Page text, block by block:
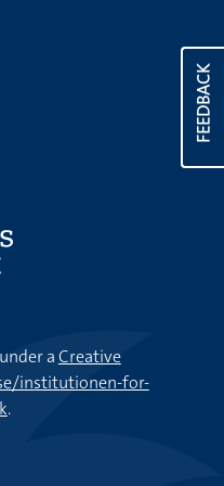
FEEDBACK
aCreative
institutionen-for-
.